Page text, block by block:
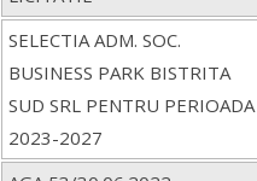
SELECTIA ADM. SOC.
BUSINESS PARK BISTRITA
SUD SRL PENTRU PERIOADA
2023-2027